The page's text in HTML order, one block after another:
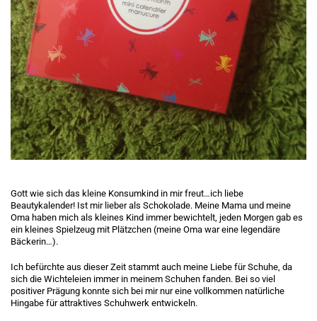
Gott wie sich das kleine Konsumkind in mir freut…ich liebe
Beautykalender! Ist mir lieber als Schokolade. Meine Mama und meine
Oma haben mich als kleines Kind immer bewichtelt, jeden Morgen gab es
ein kleines Spielzeug mit Plätzchen (meine Oma war eine legendäre
Bäckerin…).
Ich befürchte aus dieser Zeit stammt auch meine Liebe für Schuhe, da
sich die Wichteleien immer in meinem Schuhen fanden. Bei so viel
positiver Prägung konnte sich bei mir nur eine vollkommen natürliche
Hingabe für attraktives Schuhwerk entwickeln.